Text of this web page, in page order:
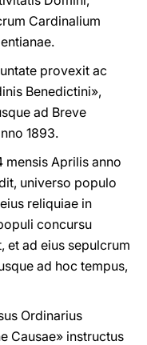
Cardinalium
provexit ac
Benedictini»,
ad Breve
1893.
mensis Aprilis anno
universo populo
reliquiae in
concursu
et ad eius sepulcrum
ad hoc tempus,
Ordinarius
Causae» instructus